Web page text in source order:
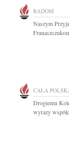
RADOM
Naszym
CAŁA
Drogiemu
wyrazy